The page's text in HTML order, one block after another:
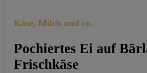
Käse, Milch und co.
Pochiertes Ei auf
Frischkäse